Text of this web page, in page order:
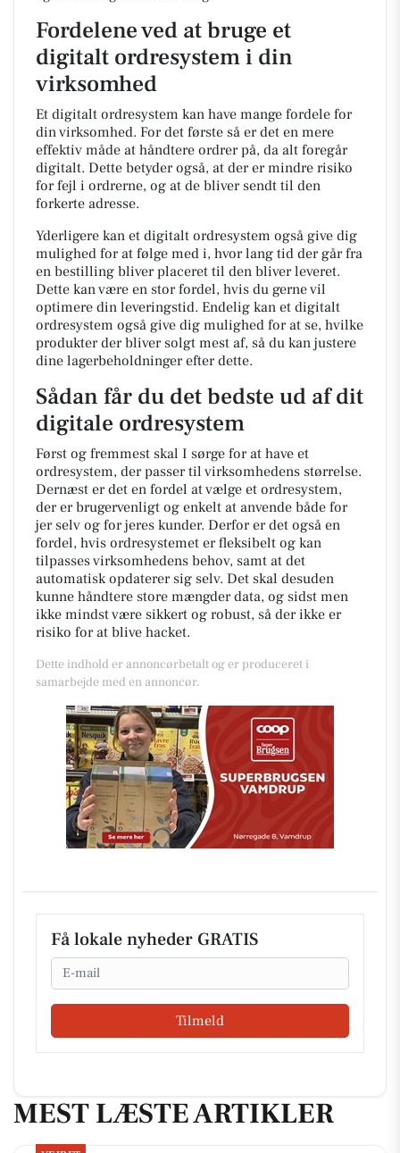
Fordelene ved at bruge et
digitalt ordresystem i din
virksomhed
Et digitalt ordresystem kan have mange fordele for
din virksomhed. For det første så er det en mere
effektiv måde at håndtere ordrer på, da alt foregår
digitalt. Dette betyder også, at der er mindre risiko
for fejl i ordrerne, og at de bliver sendt til den
forkerte adresse.
Yderligere kan et digitalt ordresystem også give dig
mulighed for at følge med i, hvor lang tid der går fra
en bestilling bliver placeret til den bliver leveret.
Dette kan være en stor fordel, hvis du gerne vil
optimere din leveringstid. Endelig kan et digitalt
ordresystem også give dig mulighed for at se, hvilke
produkter der bliver solgt mest af, så du kan justere
dine lagerbeholdninger efter dette.
Sådan får du det bedste ud af dit
digitale ordresystem
Først og fremmest skal I sørge for at have et
ordresystem, der passer til virksomhedens størrelse.
Dernæst er det en fordel at vælge et ordresystem,
der er brugervenligt og enkelt at anvende både for
jer selv og for jeres kunder. Derfor er det også en
fordel, hvis ordresystemet er fleksibelt og kan
tilpasses virksomhedens behov, samt at det
automatisk opdaterer sig selv. Det skal desuden
kunne håndtere store mængder data, og sidst men
ikke mindst være sikkert og robust, så der ikke er
risiko for at blive hacket.
Dette indhold er annoncørbetalt og er produceret i
samarbejde med en annoncør.
Få lokale nyheder GRATIS
Email
Tilmeld
MEST LÆSTE ARTIKLER